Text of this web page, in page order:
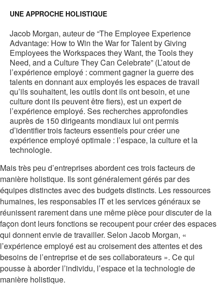
UNE APPROCHE HOLISTIQUE
Jacob Morgan, auteur de “The Employee Experience
Advantage: How to Win the War for Talent by Giving
Employees the Workspaces they Want, the Tools they
Need, and a Culture They Can Celebrate” (L’atout de
l’expérience employé : comment gagner la guerre des
talents en donnant aux employés les espaces de travail
qu’ils souhaitent, les outils dont ils ont besoin, et une
culture dont ils peuvent être fiers), est un expert de
l’expérience employé. Ses recherches approfondies
auprès de 150 dirigeants mondiaux lui ont permis
d’identifier trois facteurs essentiels pour créer une
expérience employé optimale : l’espace, la culture et la
technologie.
Mais très peu d’entreprises abordent ces trois facteurs de
manière holistique. Ils sont généralement gérés par des
équipes distinctes avec des budgets distincts. Les ressources
humaines, les responsables IT et les services généraux se
réunissent rarement dans une même pièce pour discuter de la
façon dont leurs fonctions se recoupent pour créer des espaces
qui donnent envie de travailler. Selon Jacob Morgan, «
l’expérience employé est au croisement des attentes et des
besoins de l’entreprise et de ses collaborateurs ». Ce qui
pousse à aborder l’individu, l’espace et la technologie de
manière holistique.